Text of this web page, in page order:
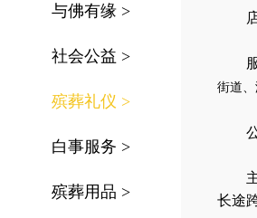
与佛有缘 >
社会公益 >
殡葬礼仪 >
白事服务 >
殡葬用品 >
街道
长途